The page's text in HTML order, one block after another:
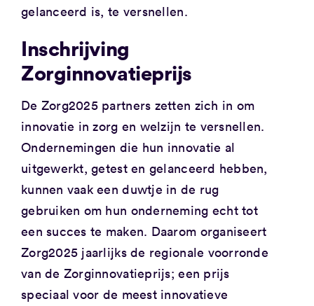
gelanceerd is, te versnellen.
Inschrijving
Zorginnovatieprijs
De Zorg2025 partners zetten zich in om
innovatie in zorg en welzijn te versnellen.
Ondernemingen die hun innovatie al
uitgewerkt, getest en gelanceerd hebben,
kunnen vaak een duwtje in de rug
gebruiken om hun onderneming echt tot
een succes te maken. Daarom organiseert
Zorg2025 jaarlijks de regionale voorronde
van de Zorginnovatieprijs; een prijs
speciaal voor de meest innovatieve